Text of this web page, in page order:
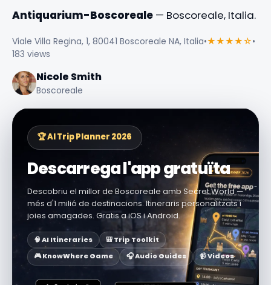
Antiquarium-Boscoreale — Boscoreale, Italia.
Viale Villa Regina, 1, 80041 Boscoreale NA, Italia•★★★★☆•
183 views
Nicole Smith
Boscoreale
🏆 AI Trip Planner 2026
Descarrega l'app gratuïta
Descobriu el millor de Boscoreale amb Secret World —
més d'1 milió de destinacions. Itineraris personalitzats i
joies amagades. Gratis a iOS i Android.
🧠 AI Itineraries
🎒 Trip Toolkit
🎮 KnowWhere Game
🎧 Audio Guides 📹 Videos